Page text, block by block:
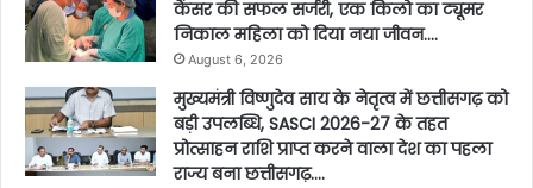
कैंसर की सफल सर्जरी, एक किलो का ट्यूमर
निकाल महिला को दिया नया जीवन….
August 6, 2026
मुख्यमंत्री विष्णुदेव साय के नेतृत्व में छत्तीसगढ़ को
बड़ी उपलब्धि, SASCI 2026-27 के तहत
प्रोत्साहन राशि प्राप्त करने वाला देश का पहला
राज्य बना छत्तीसगढ़….